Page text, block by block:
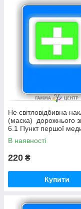
Не світловідбивна
(маска) дорожнього
6.1 Пункт першої
допомоги
В наявності
220 ₴
Купити